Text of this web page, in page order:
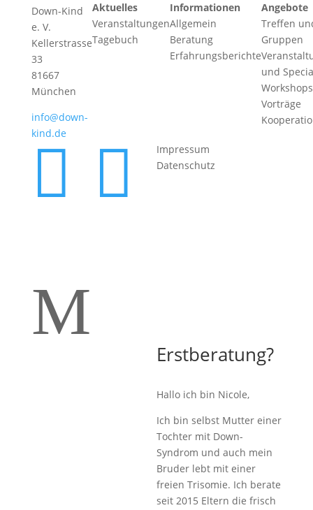
Down-Kind
e. V.
Kellerstrasse
33
81667
München
info@down-
kind.de
Aktuelles
Veranstaltungen
Tagebuch
Informationen
Allgemein
Beratung
Erfahrungsberichte
Angebote
Treffen
Gruppen
und
Vorträge
 
Impressum
Datenschutz
M
Erstberatung?
Hallo ich bin Nicole,
Ich bin selbst Mutter einer
Tochter mit Down-
Syndrom und auch mein
Bruder lebt mit einer
freien Trisomie. Ich berate
seit 2015 Eltern die frisch